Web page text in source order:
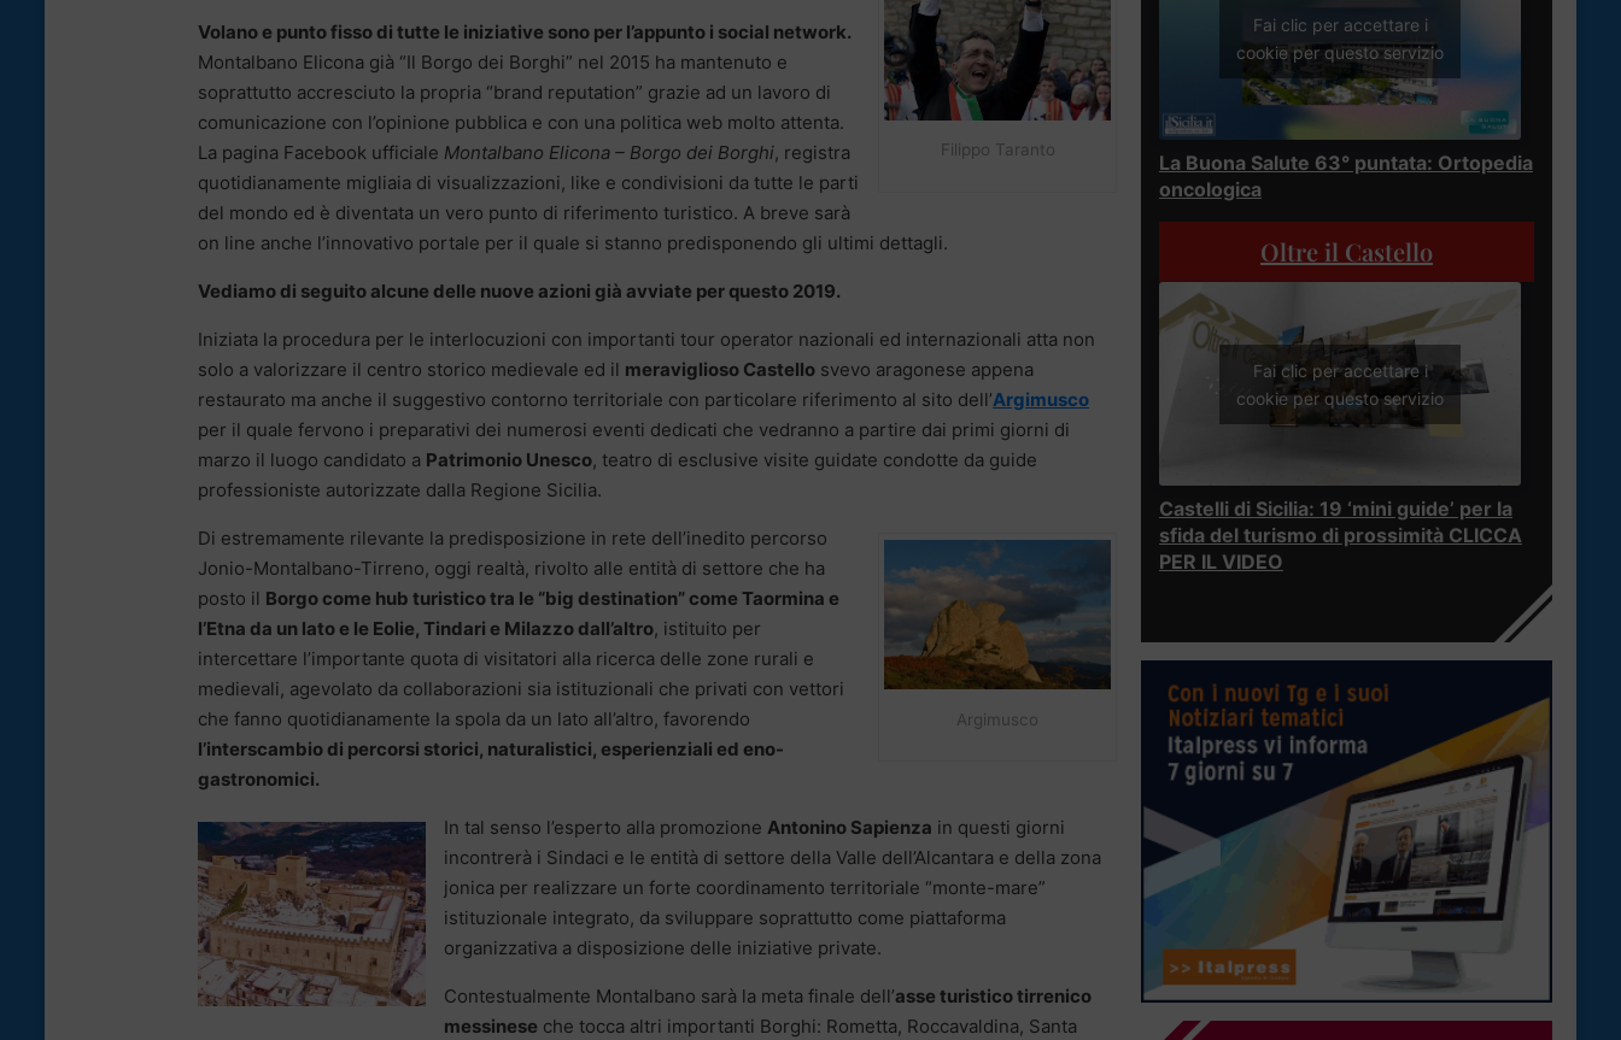
Filippo Taranto
Volano e punto fisso di tutte le iniziative sono per l’appunto i social network.
Montalbano Elicona già “Il Borgo dei Borghi” nel 2015 ha mantenuto e
soprattutto accresciuto la propria “brand reputation” grazie ad un lavoro di
comunicazione con l’opinione pubblica e con una politica web molto attenta.
La pagina Facebook ufficiale Montalbano Elicona – Borgo dei Borghi, registra
quotidianamente migliaia di visualizzazioni, like e condivisioni da tutte le parti
del mondo ed è diventata un vero punto di riferimento turistico. A breve sarà
on line anche l’innovativo portale per il quale si stanno predisponendo gli ultimi dettagli.
Vediamo di seguito alcune delle nuove azioni già avviate per questo 2019.
Iniziata la procedura per le interlocuzioni con importanti tour operator nazionali ed internazionali atta non
solo a valorizzare il centro storico medievale ed il meraviglioso Castello svevo aragonese appena
restaurato ma anche il suggestivo contorno territoriale con particolare riferimento al sito dell’Argimusco
per il quale fervono i preparativi dei numerosi eventi dedicati che vedranno a partire dai primi giorni di
marzo il luogo candidato a Patrimonio Unesco, teatro di esclusive visite guidate condotte da guide
professioniste autorizzate dalla Regione Sicilia.
Argimusco
Di estremamente rilevante la predisposizione in rete dell’inedito percorso
Jonio-Montalbano-Tirreno, oggi realtà, rivolto alle entità di settore che ha
posto il Borgo come hub turistico tra le “big destination” come Taormina e
l’Etna da un lato e le Eolie, Tindari e Milazzo dall’altro, istituito per
intercettare l’importante quota di visitatori alla ricerca delle zone rurali e
medievali, agevolato da collaborazioni sia istituzionali che privati con vettori
che fanno quotidianamente la spola da un lato all’altro, favorendo
l’interscambio di percorsi storici, naturalistici, esperienziali ed eno-
gastronomici.
In tal senso l’esperto alla promozione Antonino Sapienza in questi giorni
incontrerà i Sindaci e le entità di settore della Valle dell’Alcantara e della zona
jonica per realizzare un forte coordinamento territoriale “monte-mare”
istituzionale integrato, da sviluppare soprattutto come piattaforma
organizzativa a disposizione delle iniziative private.
Contestualmente Montalbano sarà la meta finale dell’asse turistico tirrenico
messinese che tocca altri importanti Borghi: Rometta, Roccavaldina, Santa
Fai clic per accettare i
cookie per questo servizio
La Buona Salute 63° puntata: Ortopedia
oncologica
Oltre il Castello
Fai clic per accettare i
cookie per questo servizio
Castelli di Sicilia: 19 ‘mini guide’ per la
sfida del turismo di prossimità CLICCA
PER IL VIDEO